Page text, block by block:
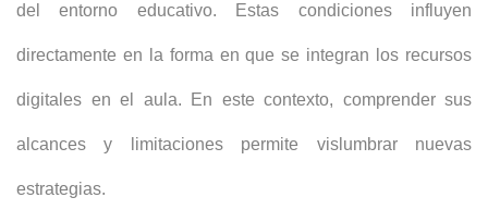
del entorno educativo. Estas condiciones influyen
directamente en la forma en que se integran los recursos
digitales en el aula. En este contexto, comprender sus
alcances y limitaciones permite vislumbrar nuevas
estrategias.